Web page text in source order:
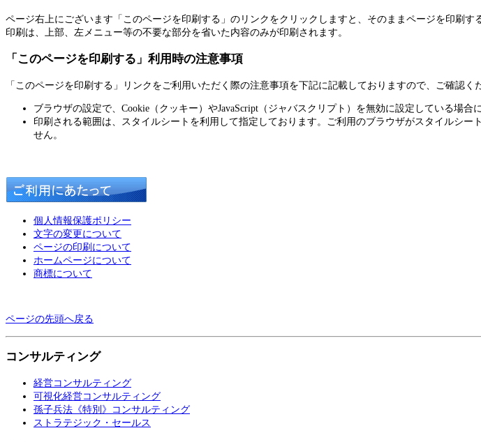
ページ右上にございます「このページを印刷する」のリンクをクリックしますと、そのままページを印刷す
印刷は、上部、左メニュー等の不要な部分を省いた内容のみが印刷されます。
「このページを印刷する」利用時の注意事項
「このページを印刷する」リンクをご利用いただく際の注意事項を下記に記載しておりますので、ご確認く
ブラウザの設定で、Cookie（クッキー）やJavaScript（ジャバスクリプト）を無効に設定している場
印刷される範囲は、スタイルシートを利用して指定しております。ご利用のブラウザがスタイルシ
せん。
個人情報保護ポリシー
文字の変更について
ページの印刷について
ホームページについて
商標について
ページの先頭へ戻る
コンサルティング
経営コンサルティング
可視化経営コンサルティング
孫子兵法《特別》コンサルティング
ストラテジック・セールス